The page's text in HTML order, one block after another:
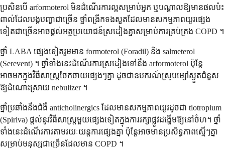
ប្រសិនបើ arformoterol មិនដំណើរការល្អសម្រាប់អ្នក ឬបណ្តាលឱ្យមានផលប៉ះ
ពាល់ដែលបង្កបញ្ហាជាច្រើន ថ្នាំពង្រីកទងសួតដែលមានសកម្មភាពយូរផ្សេង
ទៀតជាច្រើនអាចផ្តល់អត្ថប្រយោជន៍ស្រដៀងគ្នាសម្រាប់ការគ្រប់គ្រង COPD ។
ថ្នាំ LABA ផ្សេងទៀតរួមមាន formoterol (Foradil) និង salmeterol
(Serevent) ។ ថ្នាំទាំងនេះដំណើរការស្រដៀងទៅនឹង arformoterol ប៉ុន្តែ
អាចមកក្នុងវិធីសាស្ត្រចែកចាយផ្សេងៗគ្នា ដូចជាឧបករណ៍ស្រូបម្សៅស្ងួតជំនួស
ឱ្យដំណោះស្រាយ nebulizer ។
ថ្នាំប្រឆាំងនឹងជំងឺ anticholinergics ដែលមានសកម្មភាពយូរដូចជា tiotropium
(Spiriva) ផ្តល់នូវវិធីសាស្រ្តមួយផ្សេងទៀតក្នុងការរក្សាផ្លូវដង្ហើមឱ្យនៅចំហ។ ថ្នាំ
ទាំងនេះដំណើរការតាមរយៈយន្តការផ្សេងគ្នា ប៉ុន្តែអាចមានប្រសិទ្ធភាពស្មើៗគ្នា
សម្រាប់មនុស្សជាច្រើនដែលមាន COPD ។